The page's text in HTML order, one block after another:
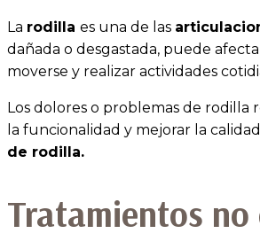
La rodilla es una de las
dañada o desgastada, puede
moverse y realizar actividades
Los dolores o problemas de rodilla
la funcionalidad y mejorar la
de rodilla.
Tratamientos